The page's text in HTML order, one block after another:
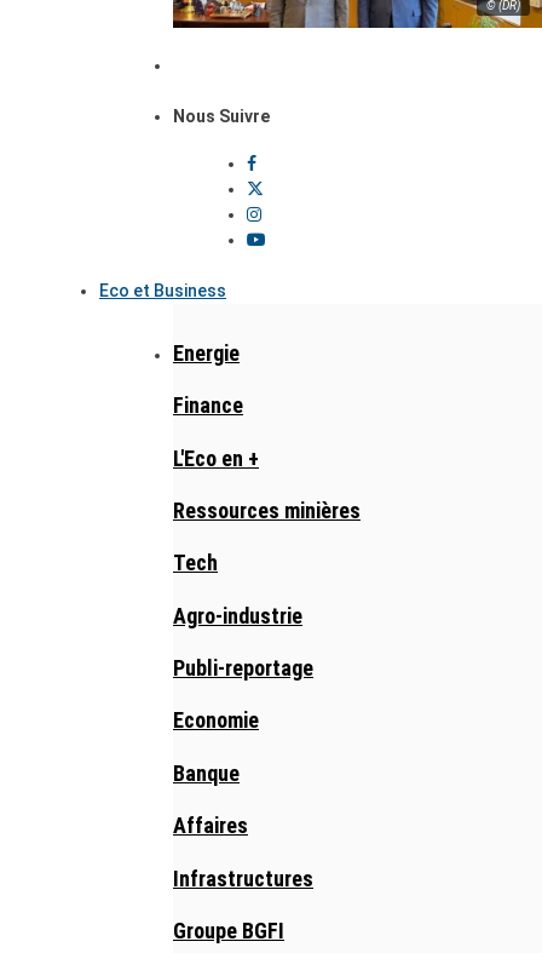
© (DR)
Nous Suivre
Eco et Business
Energie
Finance
L'Eco en +
Ressources minières
Tech
Agro-industrie
Publi-reportage
Economie
Banque
Affaires
Infrastructures
Groupe BGFI